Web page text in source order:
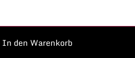
In den Warenkorb